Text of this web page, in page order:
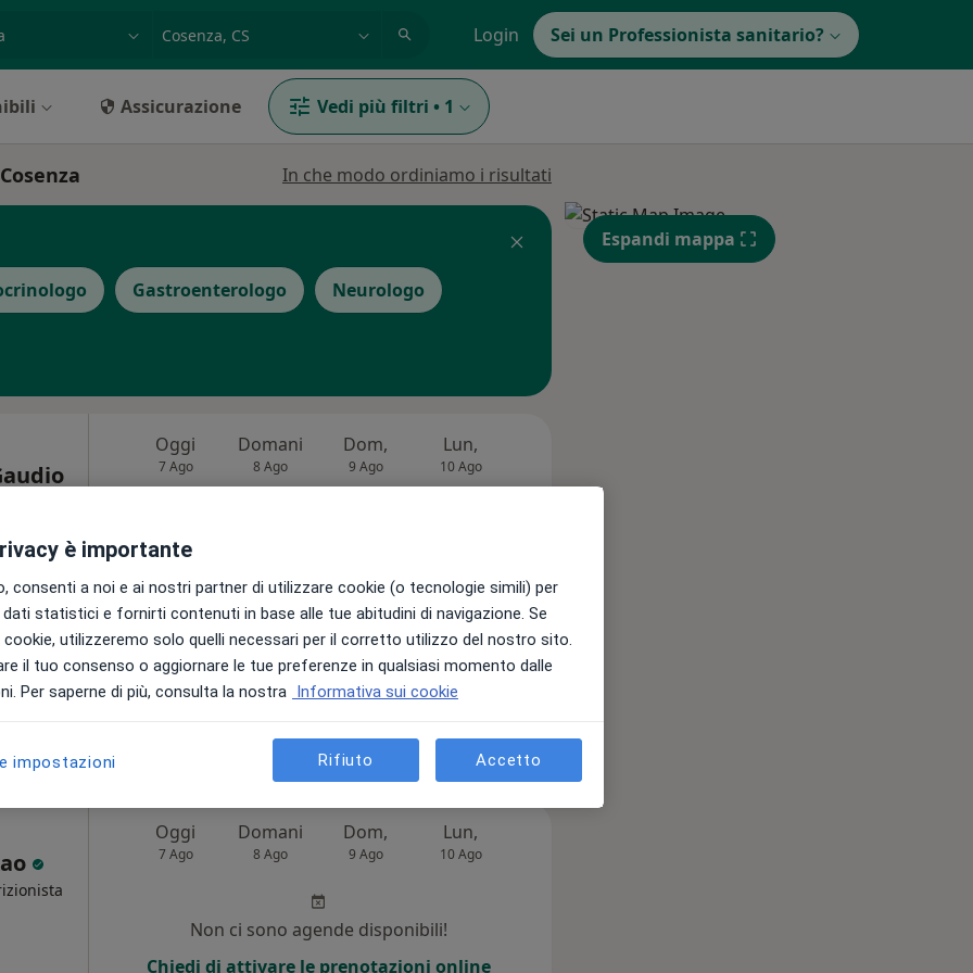
Login Sei un Professionista sanitario?
Assicurazione Vedi più filtri • 1
In che modo ordiniamo i risultati
Gastroenterologo Neurologo
Mappa
Oggi
7 Ago
Domani
8 Ago
Dom,
9 Ago
Lun,
10 Ago
Non ci sono agende disponibili!
Chiedi di attivare le prenotazioni online
Oggi
7 Ago
Domani
8 Ago
Dom,
9 Ago
Lun,
10 Ago
Non ci sono agende disponibili!
Chiedi di attivare le prenotazioni online
Espandi mappa
è importante
consenti a noi e ai nostri partner di utilizzare cookie (o tecnologie simili) per
statistici e fornirti contenuti in base alle tue abitudini di navigazione. Se
utilizzeremo solo quelli necessari per il corretto utilizzo del nostro sito.
il tuo consenso o aggiornare le tue preferenze in qualsiasi momento dalle
Per saperne di più, consulta la nostra Informativa sui cookie
impostazioni Rifiuto Accetto